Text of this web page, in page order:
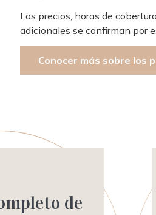
Los precios, horas de
adicionales se confirman por
Conocer más sobre los
de